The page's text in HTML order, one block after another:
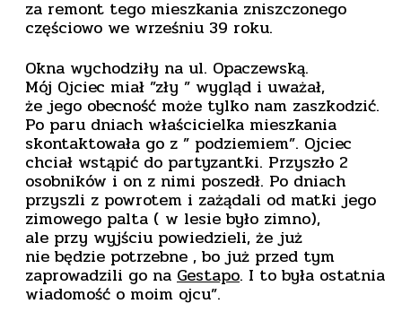
za remont tego mieszkania zniszczonego
częściowo we wrześniu 39 roku.
Okna wychodziły na ul. Opaczewską.
Mój Ojciec miał ”zły ” wygląd i uważał,
że jego obecność może tylko nam zaszkodzić.
Po paru dniach właścicielka mieszkania
skontaktowała go z ” podziemiem”. Ojciec
chciał wstąpić do partyzantki. Przyszło 2
osobników i on z nimi poszedł. Po dniach
przyszli z powrotem i zażądali od matki jego
zimowego palta ( w lesie było zimno),
ale przy wyjściu powiedzieli, że już
nie będzie potrzebne , bo już przed tym
zaprowadzili go na Gestapo. I to była ostatnia
wiadomość o moim ojcu”.